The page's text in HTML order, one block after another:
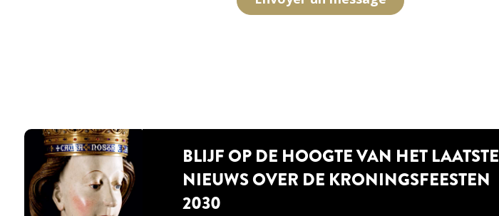
BLIJF OP DE HOOGTE VAN HET LAATSTE
NIEUWS OVER DE KRONINGSFEESTEN
2030